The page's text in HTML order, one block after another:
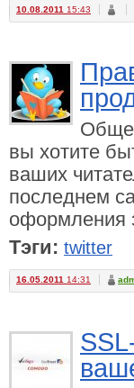
10.08.2011 15:43
вы хотите
ваших
последнем
оформления
Тэги: twitter
16.05.2011 14:31